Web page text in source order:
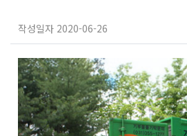
작성일자 2020-06-26